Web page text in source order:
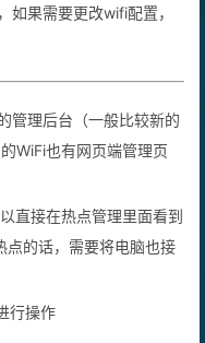
如果需要更改wifi配置，
管理后台（一般比较新的
WiFi也有网页端管理页
直接在热点管理里面看到
点的话，需要将电脑也接
行操作